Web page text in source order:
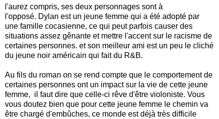
l'aurez compris, ses deux personnages sont à
l'opposé. Dylan est un jeune femme qui a été adopté par
une famille cocasienne, ce qui peut parfois causer des
situations assez gênante et mettre l'accent sur le racisme de
certaines personnes. et son meilleur ami est un peu le cliché
du jeune noir américain qui fait du R&B.
Au fils du roman on se rend compte que le comportement de
certaines personnes ontun impact sur la vie de cette jeune
femme, il faut dire que celle-ci rêve d'être violoniste. Vous
vous doutez bien que pour cette jeune femme le chemin va
être chargé d'embûches, ce monde est déjà très difficile